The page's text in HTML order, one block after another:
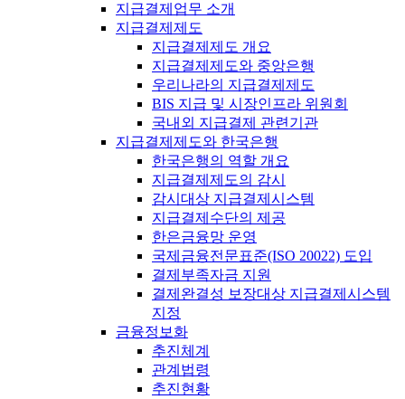
지급결제업무 소개
지급결제제도
지급결제제도 개요
지급결제제도와 중앙은행
우리나라의 지급결제제도
BIS 지급 및 시장인프라 위원회
국내외 지급결제 관련기관
지급결제제도와 한국은행
한국은행의 역할 개요
지급결제제도의 감시
감시대상 지급결제시스템
지급결제수단의 제공
한은금융망 운영
국제금융전문표준(ISO 20022) 도입
결제부족자금 지원
결제완결성 보장대상 지급결제시스템
지정
금융정보화
추진체계
관계법령
추진현황